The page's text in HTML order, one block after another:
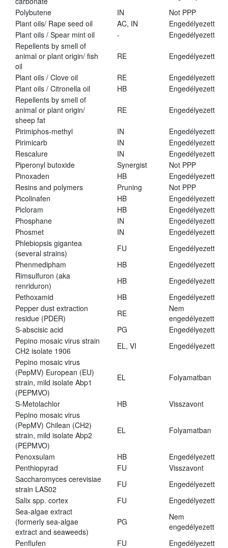
Polybutene
IN
Not PPP
Plant oils/ Rape seed oil
AC, IN
Engedélyezett
Plant oils / Spear mint oil
-
Engedélyezett
Repellents by smell of
animal or plant origin/ fish
oil
RE Engedélyezett
Plant oils / Clove oil RE
Engedélyezett
Plant oils / Citronella oil
HB
Engedélyezett
Repellents by smell of
animal or plant origin/
sheep fat
RE Engedélyezett
Pirimiphos-methyl IN
Engedélyezett
Pirimicarb
IN
Engedélyezett
Rescalure
IN
Engedélyezett
Piperonyl butoxide
Synergist
Not PPP
Pinoxaden
HB
Engedélyezett
Resins and polymers
Pruning
Not PPP
Picolinafen
HB
Engedélyezett
Picloram
HB
Engedélyezett
Phosphane
IN
Engedélyezett
Phosmet
IN
Engedélyezett
Phlebiopsis gigantea
(several strains)
FU
Engedélyezett
Phenmedipham
HB
Engedélyezett
Rimsulfuron (aka
renriduron)
HB
Engedélyezett
Pethoxamid
HB
Engedélyezett
Pepper dust extraction
residue (PDER)
RE
Nem
engedélyezett
S-abscisic acid
PG
Engedélyezett
Pepino mosaic virus strain
CH2 isolate 1906
EL, VI
Engedélyezett
Pepino mosaic virus
(PepMV) European (EU)
strain, mild isolate Abp1
(PEPMVO)
EL Folyamatban
S-Metolachlor HB
Visszavont
Pepino mosaic virus
(PepMV) Chilean (CH2)
strain, mild isolate Abp2
(PEPMVO)
EL Folyamatban
Penoxsulam HB
Engedélyezett
Penthiopyrad
FU
Visszavont
Saccharomyces cerevisiae
strain LAS02
FU
Engedélyezett
Salix spp. cortex
FU
Engedélyezett
Sea-algae extract
(formerly sea-algae
extract and seaweeds)
PG
Nem
engedélyezett
Penflufen
FU
Engedélyezett